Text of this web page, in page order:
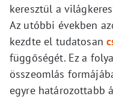
keresztül a
Az utóbbi években
kezdte el tudatosan
függőségét. Ez a
összeomlás
egyre határozottabb